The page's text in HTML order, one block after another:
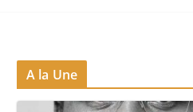
A la Une